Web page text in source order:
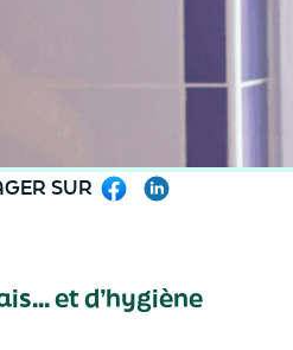
SUR Facebook
et d’hygiène